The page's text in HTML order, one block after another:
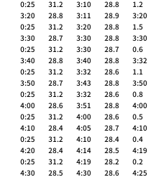
3:20	28.8 	3:11	28.9 	3:20	28.8
3:30	28.7 	3:30	28.8 	3:30	28.7
3:40	28.8 	3:40	28.8 	3:32	28.6
3:50	28.7 	3:43	28.8 	3:50	28.7
4:00	28.6 	3:51	28.8 	4:00	28.6
4:10	28.4 	4:05	28.7 	4:10	28.4
4:20	28.4 	4:14	28.5 	4:19	28.2
4:30	28.5 	4:30	28.6 	4:25	28.4